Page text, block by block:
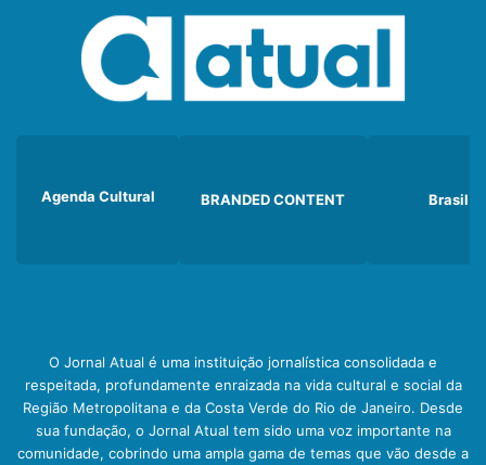
Agenda Cultural BRANDED CONTENT Brasil
O Jornal Atual é uma instituição jornalística consolidada e
respeitada, profundamente enraizada na vida cultural e social da
Região Metropolitana e da Costa Verde do Rio de Janeiro. Desde
sua fundação, o Jornal Atual tem sido uma voz importante na
comunidade, cobrindo uma ampla gama de temas que vão desde a